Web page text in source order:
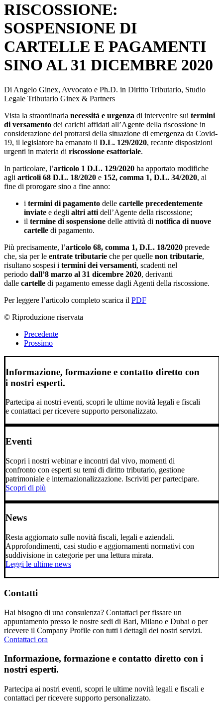
RISCOSSIONE:
SOSPENSIONE DI
CARTELLE E PAGAMENTI
SINO AL 31 DICEMBRE 2020
Di Angelo Ginex, Avvocato e Ph.D. in Diritto Tributario, Studio
Legale Tributario Ginex & Partners
Vista la straordinaria necessità e urgenza di intervenire sui termini
di versamento dei carichi affidati all’Agente della riscossione in
considerazione del protrarsi della situazione di emergenza da Covid-
19, il legislatore ha emanato il D.L. 129/2020, recante disposizioni
urgenti in materia di riscossione esattoriale.
In particolare, l’articolo 1 D.L. 129/2020 ha apportato modifiche
agli articoli 68 D.L. 18/2020 e 152, comma 1, D.L. 34/2020, al
fine di prorogare sino a fine anno:
i termini di pagamento delle cartelle precedentemente
inviate e degli altri atti dell’Agente della riscossione;
il termine di sospensione delle attività di notifica di nuove
cartelle di pagamento.
Più precisamente, l’articolo 68, comma 1, D.L. 18/2020 prevede
che, sia per le entrate tributarie che per quelle non tributarie,
risultano sospesi i termini dei versamenti, scadenti nel
periodo dall’8 marzo al 31 dicembre 2020, derivanti
dalle cartelle di pagamento emesse dagli Agenti della riscossione.
Per leggere l’articolo completo scarica il PDF
© Riproduzione riservata
Precedente
Prossimo
Informazione, formazione e contatto diretto con
i nostri esperti.
Partecipa ai nostri eventi, scopri le ultime novità legali e fiscali
e contattaci per ricevere supporto personalizzato.
Eventi
Scopri i nostri webinar e incontri dal vivo, momenti di
confronto con esperti su temi di diritto tributario, gestione
patrimoniale e internazionalizzazione. Iscriviti per partecipare.
Scopri di più
News
Resta aggiornato sulle novità fiscali, legali e aziendali.
Approfondimenti, casi studio e aggiornamenti normativi con
suddivisione in categorie per una lettura mirata.
Leggi le ultime news
Contatti
Hai bisogno di una consulenza? Contattaci per fissare un
appuntamento presso le nostre sedi di Bari, Milano e Dubai o per
ricevere il Company Profile con tutti i dettagli dei nostri servizi.
Contattaci ora
Informazione, formazione e contatto diretto con i
nostri esperti.
Partecipa ai nostri eventi, scopri le ultime novità legali e fiscali e
contattaci per ricevere supporto personalizzato.